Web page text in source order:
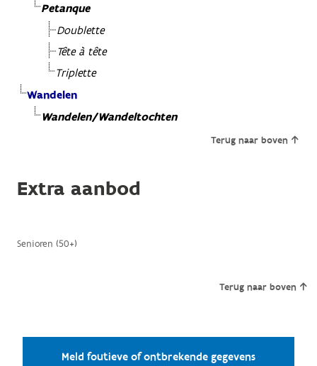
Petanque
Doublette
Tête à tête
Triplette
Wandelen
Wandelen/Wandeltochten
Terug naar boven
Extra aanbod
Senioren (50+)
Terug naar boven
Meld foutieve of ontbrekende gegevens